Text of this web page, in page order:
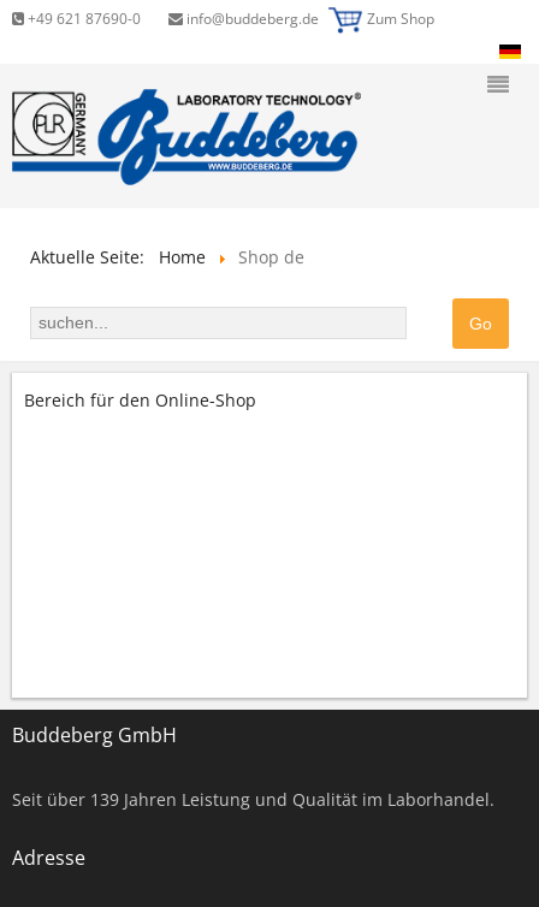
+49 621 87690-0 info@buddeberg.de Zum Shop
Aktuelle Seite: Home Shop de
Bereich für den Online-Shop
Buddeberg GmbH
Seit über 139 Jahren Leistung und Qualität im Laborhandel.
Adresse